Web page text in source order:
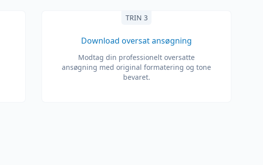
TRIN 3
Download oversat ansøgning
Modtag din professionelt oversatte
ansøgning med original formatering og tone
bevaret.